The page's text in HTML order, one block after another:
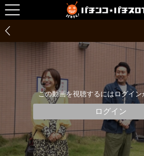
この動画を視聴するにはログイ
ログイン